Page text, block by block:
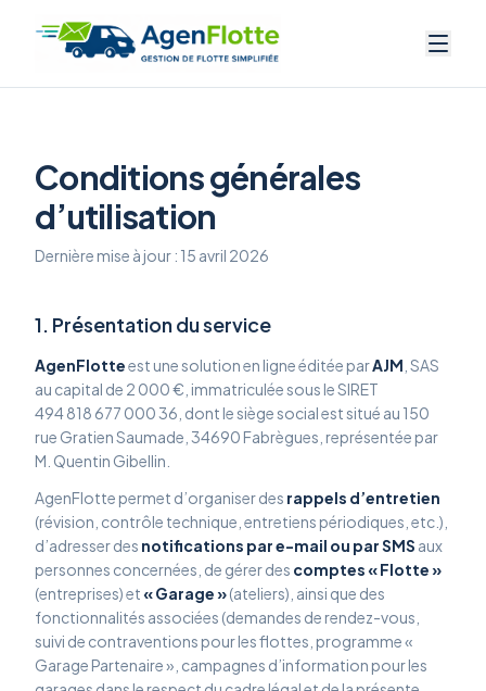
Conditions générales
d’utilisation
Dernière mise à jour : 15 avril 2026
1. Présentation du service
AgenFlotteest une solution en ligne éditée parAJM , SAS
au capital de 2 000 €, immatriculée sous le SIRET
494 818 677 000 36, dont le siège social est situé au 150
rue Gratien Saumade, 34690 Fabrègues, représentée par
M. Quentin Gibellin.
AgenFlotte permet d’organiser des rappels d’entretien
(révision, contrôle technique, entretiens périodiques, etc.),
d’adresser des notifications par e-mail ou par SMS aux
personnes concernées, de gérer des comptes « Flotte »
(entreprises) et « Garage »(ateliers), ainsi que des
fonctionnalités associées (demandes de rendez-vous,
suivi de contraventions pour les flottes, programme «
Garage Partenaire », campagnes d’information pour les